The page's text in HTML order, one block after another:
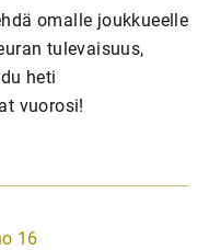
omalle joukkueelle
tulevaisuus,
heti
vuorosi!
16